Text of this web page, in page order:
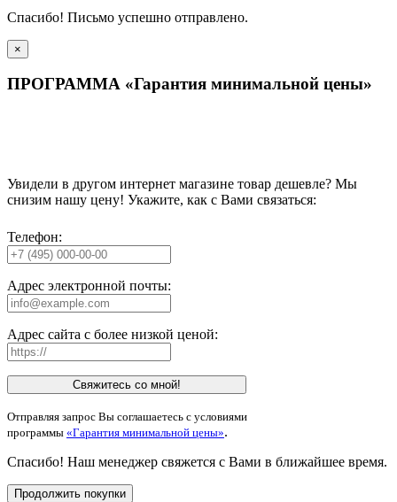
Спасибо! Письмо успешно отправлено.
×
ПРОГРАММА «Гарантия минимальной цены»
Увидели в другом интернет магазине товар дешевле? Мы
снизим нашу цену! Укажите, как с Вами связаться:
Телефон:
Адрес электронной почты:
Адрес сайта с более низкой ценой:
Свяжитесь со мной!
Отправляя запрос Вы соглашаетесь с условиями
программы «Гарантия минимальной цены».
Спасибо! Наш менеджер свяжется с Вами в ближайшее время.
Продолжить покупки